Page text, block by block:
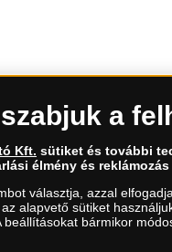
9.00 és 17.00 óra között,
a
Kft. sütiket és további
élmény és
választja, azzal
alapvető sütiket
beállításokat bármikor